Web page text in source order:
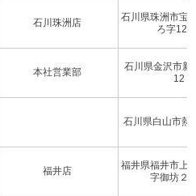
石川珠洲店
石川県珠洲市宝
ろ字
本社営業部
石川県金沢市新
12
石川県白山市熱
福井店
福井県福井市上
字御坊２